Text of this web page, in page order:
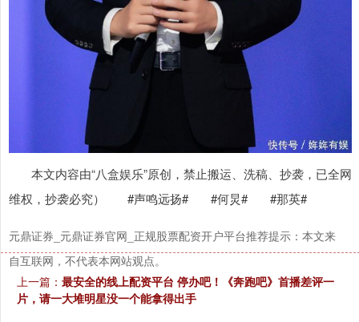
本文内容由“八盒娱乐”原创，禁止搬运、洗稿、抄袭，已全网
维权，抄袭必究） #声鸣远扬# #何炅# #那英#
元鼎证券_元鼎证券官网_正规股票配资开户平台推荐提示：本文来
自互联网，不代表本网站观点。
上一篇： 最安全的线上配资平台 停办吧！《奔跑吧》首播差评一
片，请一大堆明星没一个能拿得出手
沪深300 +0.93%
北证50 1134.24